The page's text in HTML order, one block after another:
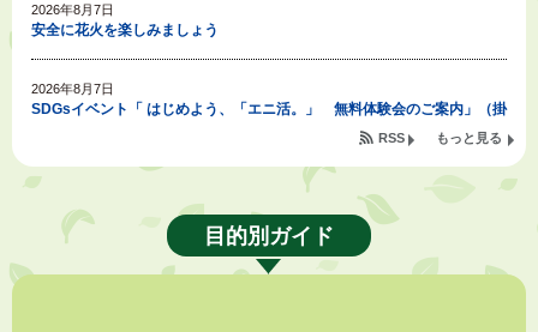
2026年8月7日
安全に花火を楽しみましょう
2026年8月7日
SDGsイベント「 はじめよう、「エニ活。」 無料体験会のご案内」（掛
2026年8月7日
「掛川の教育<統計書>」について
もっと見る
RSS
目的別ガイド